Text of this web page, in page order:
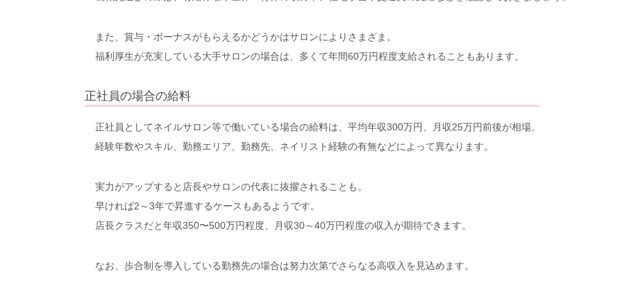
また、賞与・ボーナスがもらえるかどうかはサロンによりさまざま。
福利厚生が充実している大手サロンの場合は、多くて年間60万円程度支給されることもあります。
正社員の場合の給料
正社員としてネイルサロン等で働いている場合の給料は、平均年収300万円、月収25万円前後が相場。
経験年数やスキル、勤務エリア、勤務先、ネイリスト経験の有無などによって異なります。
実力がアップすると店長やサロンの代表に抜擢されることも。
早ければ2～3年で昇進するケースもあるようです。
店長クラスだと年収350〜500万円程度、月収30～40万円程度の収入が期待できます。
なお、歩合制を導入している勤務先の場合は努力次第でさらなる高収入を見込めます。